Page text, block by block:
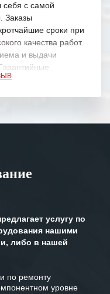
себя с самой
Заказы
сроки при
качества работ.
и выдачи
в
отметить высокую
в самых сложных
сложившиеся
партнерские
желаем
услугу по
нашими
либо в нашей
по ремонту
уровне